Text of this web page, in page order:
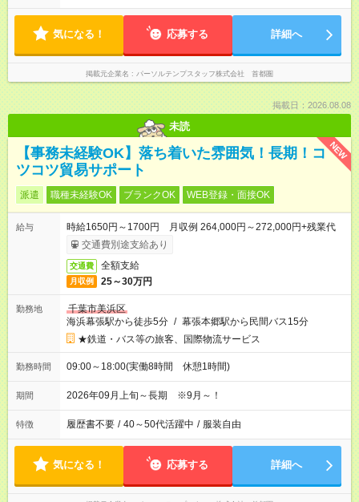
気になる！ 応募する 詳細へ
掲載元企業名 パーソルテンプスタッフ株式会社 首都圏
掲載日：2026.08.08
未読
NEW
【事務未経験OK】落ち着いた雰囲気！長期！コ
ツコツ貿易サポート
派遣 職種未経験OK ブランクOK WEB登録・面接OK
給与
時給1650円～1700円 月収例 264,000円～272,000円+残業代
交通費別途支給あり
交通費 全額支給
月収例 25～30万円
勤務地
千葉市美浜区
海浜幕張駅から徒歩5分 / 幕張本郷駅から民間バス15分
★鉄道・バス等の旅客、国際物流サービス
勤務時間 09:00～18:00(実働8時間 休憩1時間)
期間 2026年09月上旬～長期 ※9月～！
特徴 履歴書不要 / 40～50代活躍中 / 服装自由
気になる！ 応募する 詳細へ